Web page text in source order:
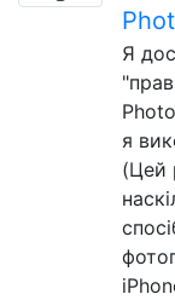
Я
я
(Цей